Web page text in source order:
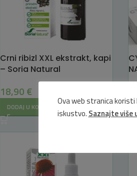
Crni ribizl XXL ekstrakt, kapi
– Soria Natural
18,90 €
DODAJ U KOŠARICU
Ova web stranica koristi
iskustvo. Saznajte više